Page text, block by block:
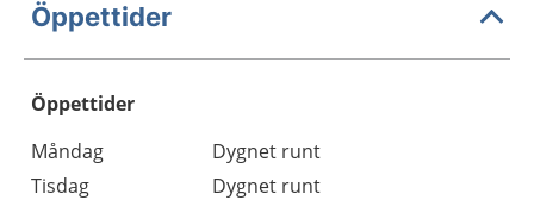
Öppettider
Öppettider
Dag
Öppettider
Kommentarer
Måndag
Dygnet runt
Tisdag
Dygnet runt